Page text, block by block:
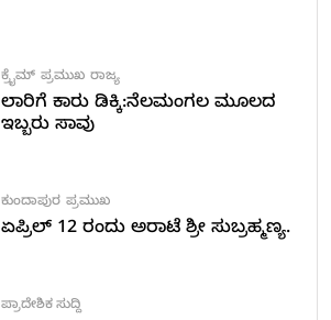
ಕ್ರೈಮ್ ಪ್ರಮುಖ ರಾಜ್ಯ
ಲಾರಿಗೆ ಕಾರು ಡಿಕ್ಕಿ:ನೆಲಮಂಗಲ ಮೂಲದ
ಇಬ್ಬರು ಸಾವು
ಕುಂದಾಪುರ ಪ್ರಮುಖ
ಏಪ್ರಿಲ್ 12 ರಂದು ಅರಾಟೆ ಶ್ರೀ ಸುಬ್ರಹ್ಮಣ್ಯ.
ಪ್ರಾದೇಶಿಕ ಸುದ್ದಿ